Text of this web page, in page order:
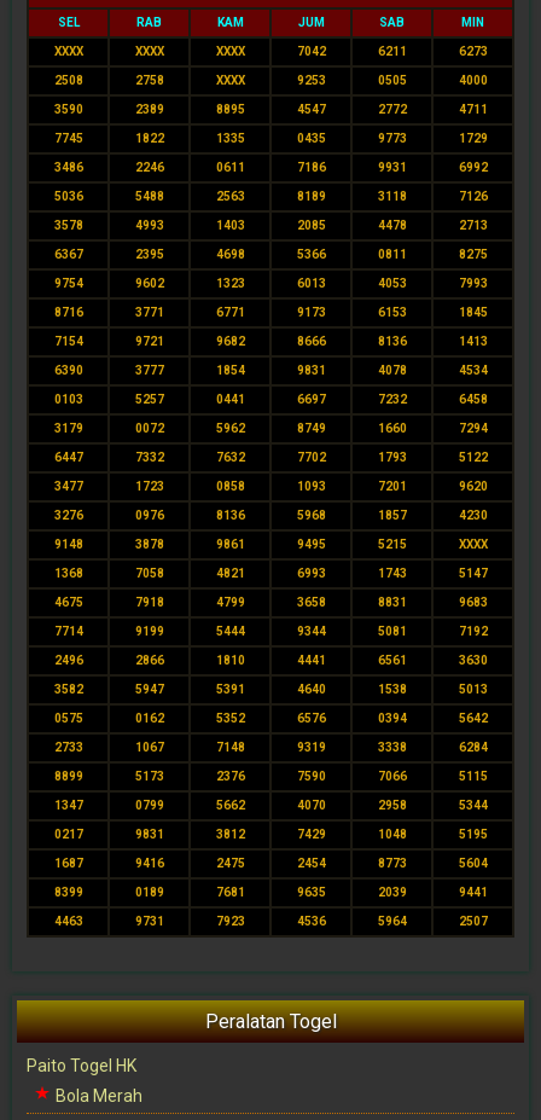
SEL RAB KAM JUM SAB MIN
XXXX XXXX XXXX 7042 6211 6273
2508 2758 XXXX 9253 0505 4000
3590 2389 8895 4547 2772 4711
7745 1822 1335 0435 9773 1729
3486 2246 0611 7186 9931 6992
5036 5488 2563 8189 3118 7126
3578 4993 1403 2085 4478 2713
6367 2395 4698 5366 0811 8275
9754 9602 1323 6013 4053 7993
8716 3771 6771 9173 6153 1845
7154 9721 9682 8666 8136 1413
6390 3777 1854 9831 4078 4534
0103 5257 0441 6697 7232 6458
3179 0072 5962 8749 1660 7294
6447 7332 7632 7702 1793 5122
3477 1723 0858 1093 7201 9620
3276 0976 8136 5968 1857 4230
9148 3878 9861 9495 5215 XXXX
1368 7058 4821 6993 1743 5147
4675 7918 4799 3658 8831 9683
7714 9199 5444 9344 5081 7192
2496 2866 1810 4441 6561 3630
3582 5947 5391 4640 1538 5013
0575 0162 5352 6576 0394 5642
2733 1067 7148 9319 3338 6284
8899 5173 2376 7590 7066 5115
1347 0799 5662 4070 2958 5344
0217 9831 3812 7429 1048 5195
1687 9416 2475 2454 8773 5604
8399 0189 7681 9635 2039 9441
4463 9731 7923 4536 5964 2507
Peralatan Togel
Paito Togel HK
Bola Merah